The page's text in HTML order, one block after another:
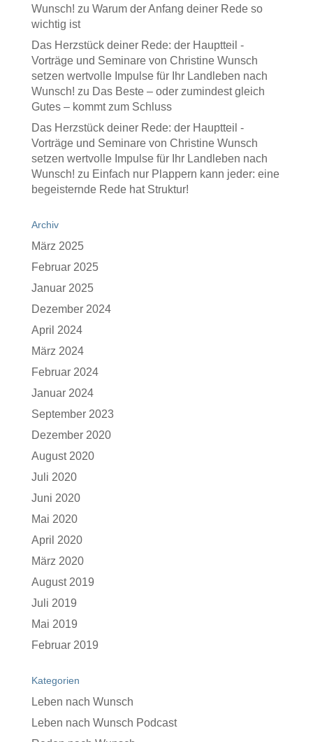
Wunsch! zu Warum der Anfang deiner Rede so
wichtig ist
Das Herzstück deiner Rede: der Hauptteil -
Vorträge und Seminare von Christine Wunsch
setzen wertvolle Impulse für Ihr Landleben nach
Wunsch! zu Das Beste – oder zumindest gleich
Gutes – kommt zum Schluss
Das Herzstück deiner Rede: der Hauptteil -
Vorträge und Seminare von Christine Wunsch
setzen wertvolle Impulse für Ihr Landleben nach
Wunsch! zu Einfach nur Plappern kann jeder: eine
begeisternde Rede hat Struktur!
Archiv
März 2025
Februar 2025
Januar 2025
Dezember 2024
April 2024
März 2024
Februar 2024
Januar 2024
September 2023
Dezember 2020
August 2020
Juli 2020
Juni 2020
Mai 2020
April 2020
März 2020
August 2019
Juli 2019
Mai 2019
Februar 2019
Kategorien
Leben nach Wunsch
Leben nach Wunsch Podcast